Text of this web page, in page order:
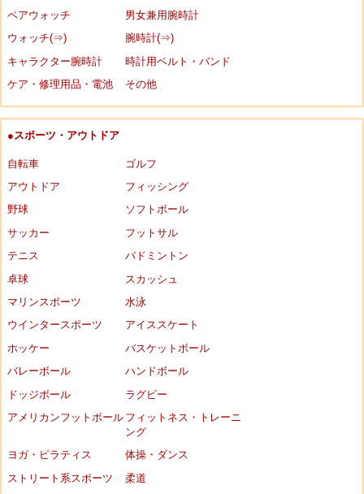
ペアウォッチ
男女兼用腕時計
ウォッチ(⇒)
腕時計(⇒)
キャラクター腕時計
時計用ベルト・バンド
ケア・修理用品・電池
その他
●スポーツ・アウトドア
自転車
ゴルフ
アウトドア
フィッシング
野球
ソフトボール
サッカー
フットサル
テニス
バドミントン
卓球
スカッシュ
マリンスポーツ
水泳
ウインタースポーツ
アイススケート
ホッケー
バスケットボール
バレーボール
ハンドボール
ドッジボール
ラグビー
アメリカンフットボール フィットネス・トレーニ
ング
ヨガ・ピラティス
体操・ダンス
ストリート系スポーツ
柔道